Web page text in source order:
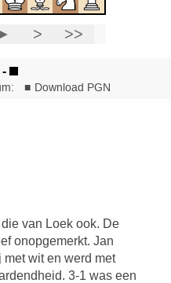
van Loek ook. De
onopgemerkt. Jan
wit en werd met
3-1 was een